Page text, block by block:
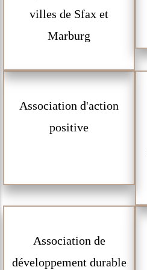
villes de Sfax et
Marburg
Association d'action
positive
Association de
développement durable